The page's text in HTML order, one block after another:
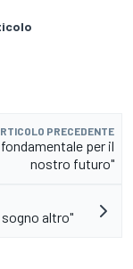
PRECEDENTE
per il
nostro futuro"
altro"